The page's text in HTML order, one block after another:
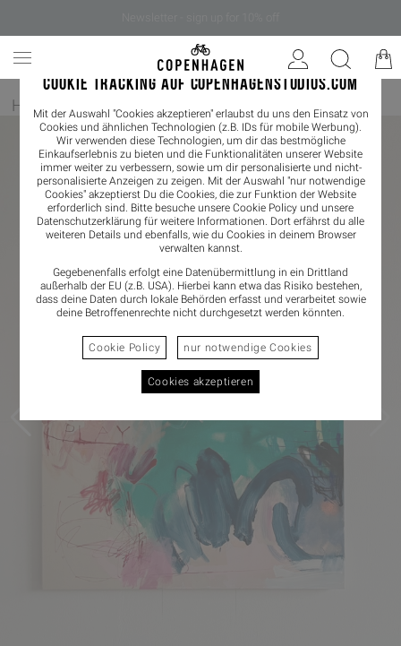
COOKIE TRACKING AUF COPENHAGENSTUDIOS.COM
Mit der Auswahl "Cookies akzeptieren" erlaubst du uns den Einsatz von
Cookies und ähnlichen Technologien (z.B. IDs für mobile Werbung).
Wir verwenden diese Technologien, um dir das bestmögliche
Einkaufserlebnis zu bieten und die Funktionalitäten unserer Website
immer weiter zu verbessern, sowie um dir personalisierte und nicht-
personalisierte Anzeigen zu zeigen. Mit der Auswahl "nur notwendige
Cookies" akzeptierst Du die Cookies, die zur Funktion der Website
erforderlich sind. Bitte besuche unsere Cookie Policy und unsere
Datenschutzerklärung für weitere Informationen. Dort erfährst du alle
weiteren Details und ebenfalls, wie du Cookies in deinem Browser
verwalten kannst.
Gegebenenfalls erfolgt eine Datenübermittlung in ein Drittland
außerhalb der EU (z.B. USA). Hierbei kann etwa das Risiko bestehen,
dass deine Daten durch lokale Behörden erfasst und verarbeitet sowie
deine Betroffenenrechte nicht durchgesetzt werden könnten.
Cookie Policy nur notwendige Cookies
Cookies akzeptieren
Home / Art